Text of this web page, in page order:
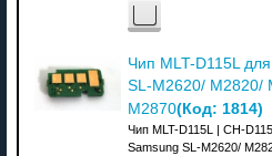
Чип MLT-D115L
SL-M2620/ M2820/
M2870(Код: 1814)
Чип MLT-D115L | CH-
Samsung SL-M2620/